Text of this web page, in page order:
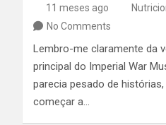
11 meses ago
No Comments
Lembro-me claramente da
principal do Imperial War
parecia pesado de
começar a…